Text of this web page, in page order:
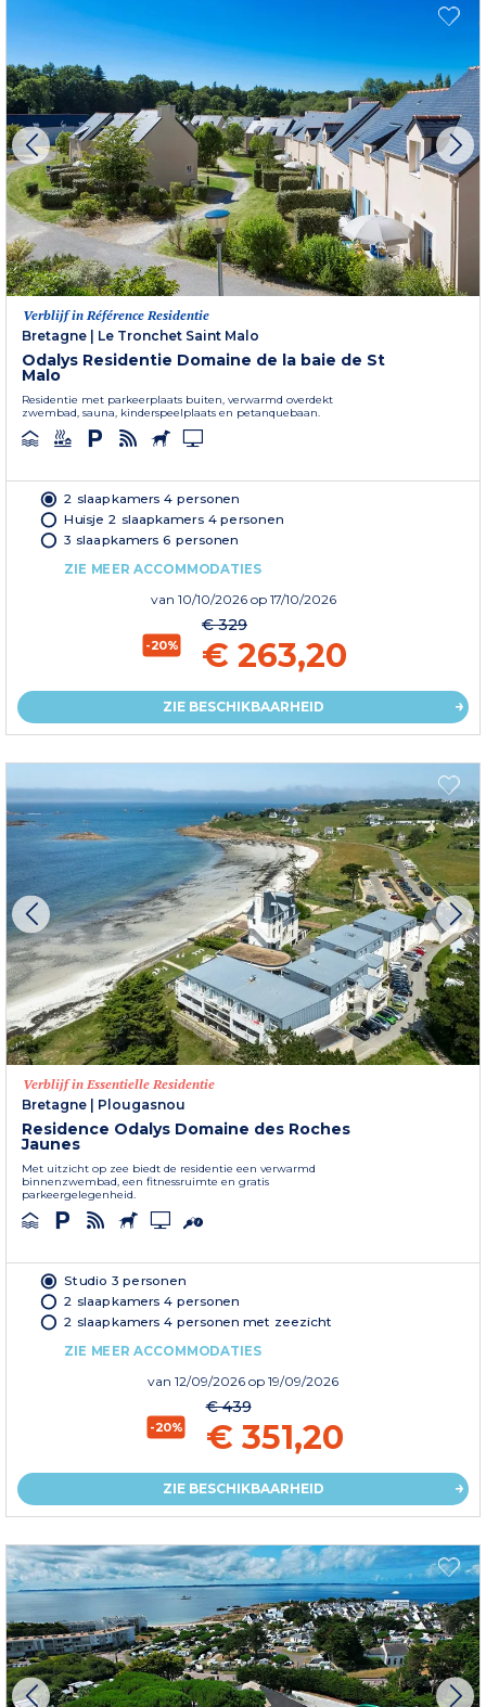
Verblijf in Référence Residentie
Bretagne
Le Tronchet Saint Malo
Odalys Residentie Domaine de la baie de St
Malo
Residentie met parkeerplaats buiten, verwarmd overdekt
zwembad, sauna, kinderspeelplaats en petanquebaan.
2 slaapkamers 4 personen
Huisje 2 slaapkamers 4 personen
3 slaapkamers 6 personen
ZIE MEER ACCOMMODATIES
van 10/10/2026 op 17/10/2026
-20%
€ 329
€ 263,20
ZIE BESCHIKBAARHEID
Verblijf in Essentielle Residentie
Bretagne
Plougasnou
Residence Odalys Domaine des Roches
Jaunes
Met uitzicht op zee biedt de residentie een verwarmd
binnenzwembad, een fitnessruimte en gratis
parkeergelegenheid.
Studio 3 personen
2 slaapkamers 4 personen
2 slaapkamers 4 personen met zeezicht
ZIE MEER ACCOMMODATIES
van 12/09/2026 op 19/09/2026
-20%
€ 439
€ 351,20
ZIE BESCHIKBAARHEID